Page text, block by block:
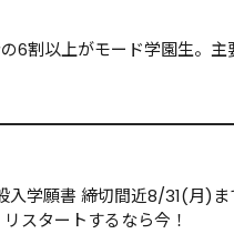
の6割以上がモード学園生。
入学願書 締切間近8/31(月)
スタートするなら今！